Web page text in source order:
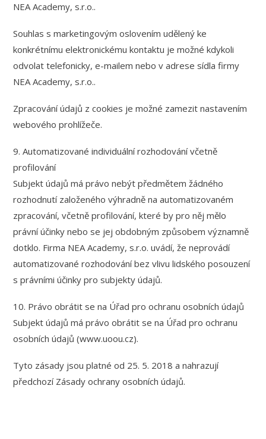
NEA Academy, s.r.o..
Souhlas s marketingovým oslovením udělený ke
konkrétnímu elektronickému kontaktu je možné kdykoli
odvolat telefonicky, e-mailem nebo v adrese sídla firmy
NEA Academy, s.r.o..
Zpracování údajů z cookies je možné zamezit nastavením
webového prohlížeče.
9. Automatizované individuální rozhodování včetně
profilování
Subjekt údajů má právo nebýt předmětem žádného
rozhodnutí založeného výhradně na automatizovaném
zpracování, včetně profilování, které by pro něj mělo
právní účinky nebo se jej obdobným způsobem významně
dotklo. Firma NEA Academy, s.r.o. uvádí, že neprovádí
automatizované rozhodování bez vlivu lidského posouzení
s právními účinky pro subjekty údajů.
10. Právo obrátit se na Úřad pro ochranu osobních údajů
Subjekt údajů má právo obrátit se na Úřad pro ochranu
osobních údajů (www.uoou.cz).
Tyto zásady jsou platné od 25. 5. 2018 a nahrazují
předchozí Zásady ochrany osobních údajů.